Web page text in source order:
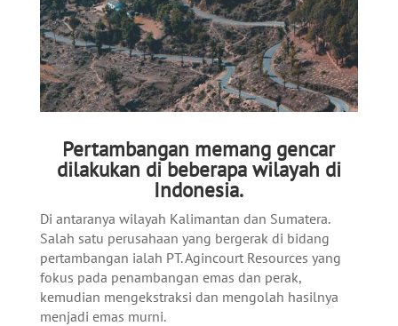
Pertambangan memang gencar
dilakukan di beberapa wilayah di
Indonesia.
Di antaranya wilayah Kalimantan dan Sumatera.
Salah satu perusahaan yang bergerak di bidang
pertambangan ialah PT. Agincourt Resources yang
fokus pada penambangan emas dan perak,
kemudian mengekstraksi dan mengolah hasilnya
menjadi emas murni.